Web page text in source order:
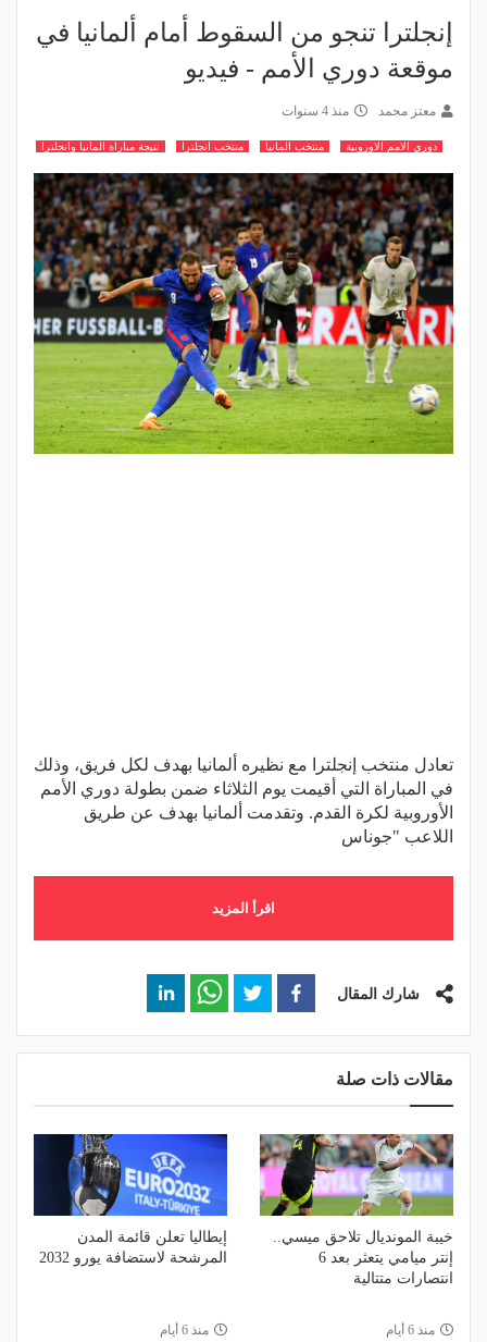
إنجلترا تنجو من السقوط أمام ألمانيا في
موقعة دوري الأمم - فيديو
معتز محمد منذ 4 سنوات
دوري الامم الاوروبية منتخب المانيا منتخب انجلترا نتيجة مباراة المانيا وانجلترا
تعادل منتخب إنجلترا مع نظيره ألمانيا بهدف لكل فريق، وذلك
في المباراة التي أقيمت يوم الثلاثاء ضمن بطولة دوري الأمم
الأوروبية لكرة القدم. وتقدمت ألمانيا بهدف عن طريق
اللاعب "جوناس
اقرأ المزيد
شارك المقال
مقالات ذات صلة
خيبة المونديال تلاحق ميسي..
إنتر ميامي يتعثر بعد 6
انتصارات متتالية
منذ 6 أيام
إيطاليا تعلن قائمة المدن
المرشحة لاستضافة يورو 2032
منذ 6 أيام